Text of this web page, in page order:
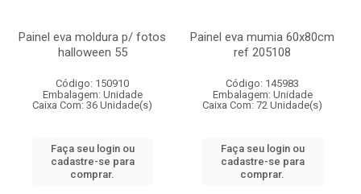
Painel eva moldura p/ fotos
halloween 55
Código: 150910
Embalagem: Unidade
Caixa Com: 36 Unidade(s)
Faça seu login ou
cadastre-se para
comprar.
Painel eva mumia 60x80cm
ref 205108
Código: 145983
Embalagem: Unidade
Caixa Com: 72 Unidade(s)
Faça seu login ou
cadastre-se para
comprar.